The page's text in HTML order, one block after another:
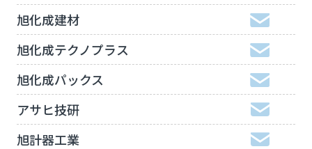
旭化成建材
旭化成テクノプラス
旭化成パックス
アサヒ技研
旭計器工業